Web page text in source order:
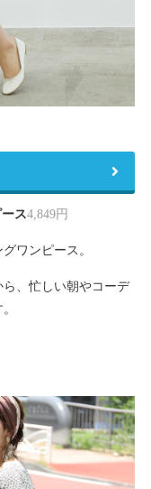
ス4,849円
ワンピース。
、忙しい朝やコーデ